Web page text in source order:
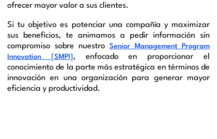
ofrecer mayor valor a sus clientes.
Si tu objetivo es potenciar una compañía y maximizar
sus beneficios, te animamos a pedir información sin
compromiso sobre nuestro Senior Management Program
Innovation [SMPI] , enfocado en proporcionar el
conocimiento de la parte más estratégica en términos de
innovación en una organización para generar mayor
eficiencia y productividad.